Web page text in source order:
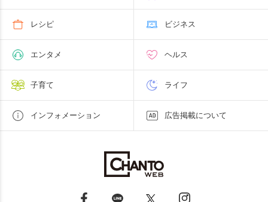
レシピ ビジネス
エンタメ ヘルス
子育て ライフ
インフォメーション 広告掲載について